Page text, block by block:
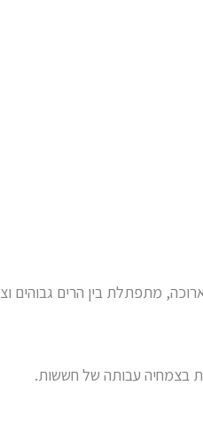
מתפתלת בין הרים גבוהים
בצמחיה עבותה של חששות.